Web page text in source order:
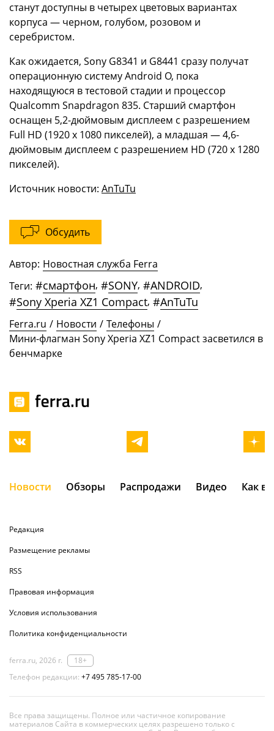
станут доступны в четырех цветовых вариантах
корпуса — черном, голубом, розовом и
серебристом.
Как ожидается, Sony G8341 и G8441 сразу получат
операционную систему Android O, пока
находящуюся в тестовой стадии и процессор
Qualcomm Snapdragon 835. Старший смартфон
оснащен 5,2-дюймовым дисплеем с разрешением
Full HD (1920 х 1080 пикселей), а младшая — 4,6-
дюймовым дисплеем с разрешением HD (720 x 1280
пикселей).
Источник новости: AnTuTu
Обсудить
Автор: Новостная служба Ferra
Теги: #смартфон, #SONY, #ANDROID,
#Sony Xperia XZ1 Compact, #AnTuTu
Ferra.ru / Новости / Телефоны /
Мини-флагман Sony Xperia XZ1 Compact засветился в
бенчмарке
Новости Обзоры Распродажи Видео Как
Редакция
Размещение рекламы
RSS
Правовая информация
Условия использования
Политика конфиденциальности
ferra.ru, 2026 г.
18+
Телефон редакции: +7 495 785-17-00
Все права защищены. Полное или частичное копирование
материалов Сайта в коммерческих целях разрешено только с